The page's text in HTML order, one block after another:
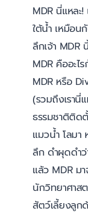
MDR นี่แหละ
ใต้น้ำ เหมือน
ลึกเจ้า MDR
MDR คืออะไ
MDR หรือ
(รวมถึงเรานี่
ธรรมชาติติด
แมวน้ำ โลม
ลึก ดำผุดดำว่
แล้ว MDR ม
นักวิทยาศาส
สัตว์เลี้ยงลูก